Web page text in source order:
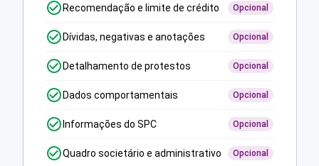
Recomendação e limite de crédito Opcional
Dívidas, negativas e anotações Opcional
Detalhamento de protestos Opcional
Dados comportamentais Opcional
Informações do SPC Opcional
Quadro societário e administrativo Opcional